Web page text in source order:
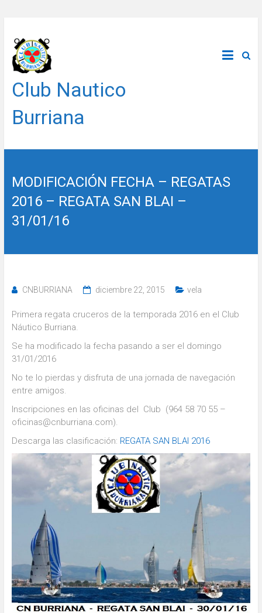
contenido
Club Nautico
Burriana
MODIFICACIÓN FECHA – REGATAS
2016 – REGATA SAN BLAI –
31/01/16
CNBURRIANA diciembre 22, 2015 vela
Primera regata cruceros de la temporada 2016 en el Club
Náutico Burriana.
Se ha modificado la fecha pasando a ser el domingo
31/01/2016
No te lo pierdas y disfruta de una jornada de navegación
entre amigos.
Inscripciones en las oficinas del Club (964 58 70 55 –
oficinas@cnburriana.com).
Descarga las clasificación: REGATA SAN BLAI 2016